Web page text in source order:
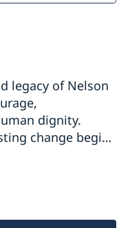
legacy of Nelson
dignity.
change begins